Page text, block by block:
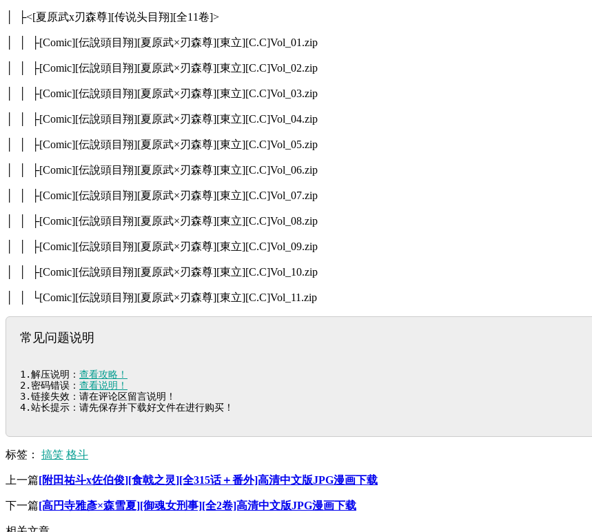
│ ├<[夏原武x刃森尊][传说头目翔][全11卷]>
│ │ ├[Comic][伝說頭目翔][夏原武×刃森尊][東立][C.C]Vol_01.zip
│ │ ├[Comic][伝說頭目翔][夏原武×刃森尊][東立][C.C]Vol_02.zip
│ │ ├[Comic][伝說頭目翔][夏原武×刃森尊][東立][C.C]Vol_03.zip
│ │ ├[Comic][伝說頭目翔][夏原武×刃森尊][東立][C.C]Vol_04.zip
│ │ ├[Comic][伝說頭目翔][夏原武×刃森尊][東立][C.C]Vol_05.zip
│ │ ├[Comic][伝說頭目翔][夏原武×刃森尊][東立][C.C]Vol_06.zip
│ │ ├[Comic][伝說頭目翔][夏原武×刃森尊][東立][C.C]Vol_07.zip
│ │ ├[Comic][伝說頭目翔][夏原武×刃森尊][東立][C.C]Vol_08.zip
│ │ ├[Comic][伝說頭目翔][夏原武×刃森尊][東立][C.C]Vol_09.zip
│ │ ├[Comic][伝說頭目翔][夏原武×刃森尊][東立][C.C]Vol_10.zip
│ │ └[Comic][伝說頭目翔][夏原武×刃森尊][東立][C.C]Vol_11.zip
常见问题说明
1.解压说明： 查看攻略！
2.密码错误： 查看说明！
3.链接失效：请在评论区留言说明！
4.站长提示：请先保存并下载好文件在进行购买！
标签： 搞笑 格斗
上一篇[附田祐斗x佐伯俊][食戟之灵][全315话＋番外]高清中文版JPG漫画下载
下一篇[高円寺雅彥×森雪夏][御魂女刑事][全2卷]高清中文版JPG漫画下载